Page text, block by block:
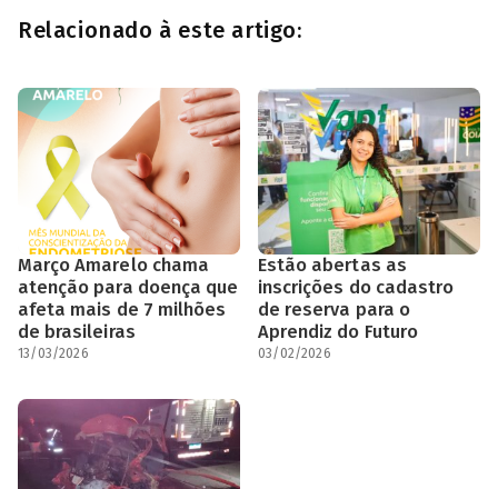
Relacionado à este artigo:
Março Amarelo chama
atenção para doença que
afeta mais de 7 milhões
de brasileiras
13/03/2026
Estão abertas as
inscrições do cadastro
de reserva para o
Aprendiz do Futuro
03/02/2026